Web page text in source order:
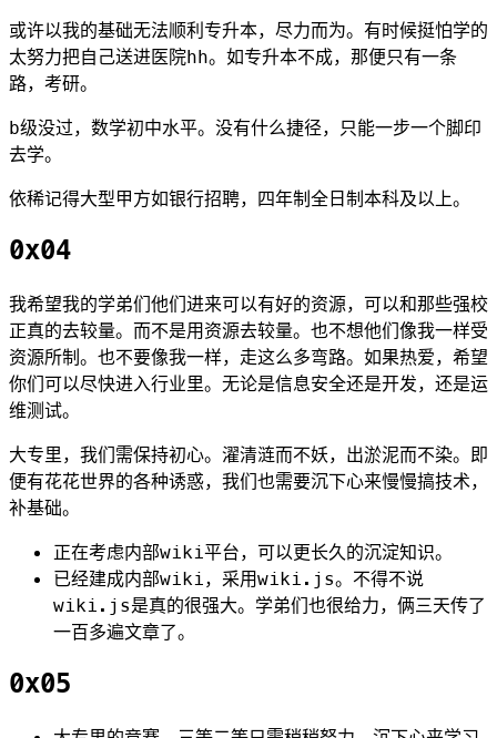
或许以我的基础无法顺利专升本，尽力而为。有时候挺怕学的
太努力把自己送进医院hh。如专升本不成，那便只有一条
路，考研。
b级没过，数学初中水平。没有什么捷径，只能一步一个脚印
去学。
依稀记得大型甲方如银行招聘，四年制全日制本科及以上。
0x04
我希望我的学弟们他们进来可以有好的资源，可以和那些强校
正真的去较量。而不是用资源去较量。也不想他们像我一样受
资源所制。也不要像我一样，走这么多弯路。如果热爱，希望
你们可以尽快进入行业里。无论是信息安全还是开发，还是运
维测试。
大专里，我们需保持初心。濯清涟而不妖，出淤泥而不染。即
便有花花世界的各种诱惑，我们也需要沉下心来慢慢搞技术，
补基础。
正在考虑内部wiki平台，可以更长久的沉淀知识。
已经建成内部wiki，采用wiki.js。不得不说
wiki.js是真的很强大。学弟们也很给力，俩三天传了
一百多遍文章了。
0x05